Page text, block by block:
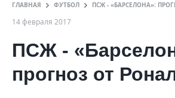
ГЛАВНАЯ ФУТБОЛ ПСЖ - «БАРСЕЛОНА»:
14 февраля 2017
ПСЖ -
прогноз от